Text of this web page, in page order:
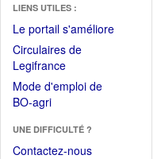
LIENS UTILES :
Le portail s'améliore(Fichier
Circulaires de
Legifrance(Ouvrir
dans
une
fenêtre)
Mode d'emploi de
BO-agri(Ouvrir
une
nouvelle
UNE DIFFICULTÉ ?
Contactez-nous